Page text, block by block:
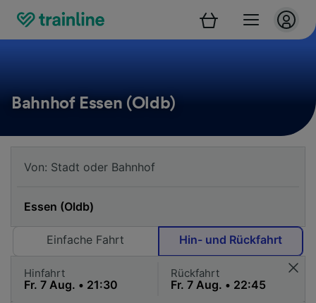
Bahnhof Essen (Oldb)
Einfache Fahrt Hin- und Rückfahrt
Hinfahrt Rückfahrt